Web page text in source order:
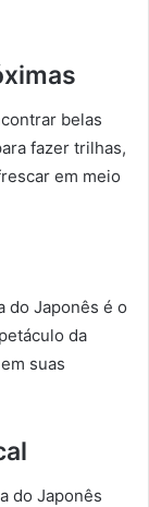
belas
fazer trilhas,
em meio
do Japonês é o
da
suas
do Japonês